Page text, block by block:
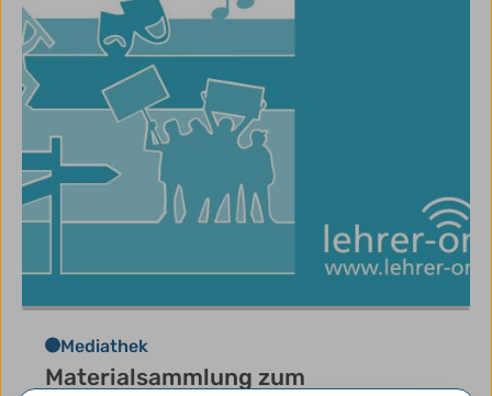
Mediathek
Materialsammlung zum